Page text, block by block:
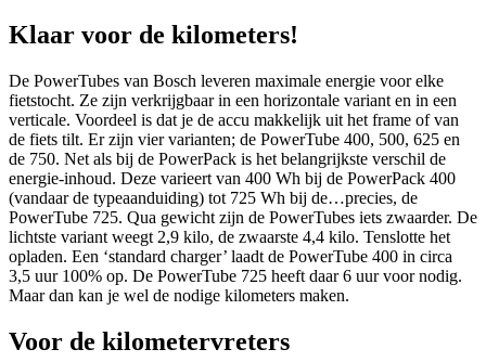
Klaar voor de kilometers!
De PowerTubes van Bosch leveren maximale energie voor elke
fietstocht. Ze zijn verkrijgbaar in een horizontale variant en in een
verticale. Voordeel is dat je de accu makkelijk uit het frame of van
de fiets tilt. Er zijn vier varianten; de PowerTube 400, 500, 625 en
de 750. Net als bij de PowerPack is het belangrijkste verschil de
energie-inhoud. Deze varieert van 400 Wh bij de PowerPack 400
(vandaar de typeaanduiding) tot 725 Wh bij de…precies, de
PowerTube 725. Qua gewicht zijn de PowerTubes iets zwaarder. De
lichtste variant weegt 2,9 kilo, de zwaarste 4,4 kilo. Tenslotte het
opladen. Een ‘standard charger’ laadt de PowerTube 400 in circa
3,5 uur 100% op. De PowerTube 725 heeft daar 6 uur voor nodig.
Maar dan kan je wel de nodige kilometers maken.
Voor de kilometervreters